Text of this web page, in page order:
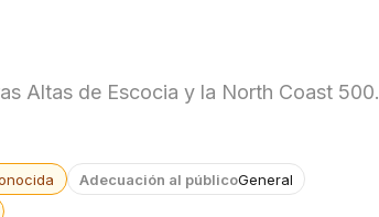
Altas de Escocia y la North Coast 500.
Adecuación al públicoGeneral